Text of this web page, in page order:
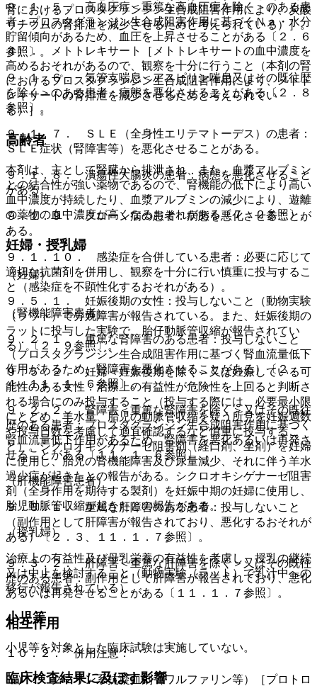
腎におけるプロスタグランジン生合成阻害作用により、炭酸
リチウムの腎排泄を減少させるためと考えられている）］。
４）． メトトレキサート［メトトレキサートの血中濃度を
高めるおそれがあるので、観察を十分に行うこと（本剤の腎
におけるプロスタグランジン生合成阻害作用により、メトト
レキサートの腎排泄を減少させるためと考えられてい
る）］。
高齢者
本剤は、主として腎臓から排泄され、また、血漿アルブミン
との結合性が強い薬物であるので、腎機能の低下により高い
血中濃度が持続したり、血漿アルブミンの減少により、遊離
の薬物の血中濃度が高くなるおそれがある〔７．２参照〕。
妊婦・授乳婦
（妊婦）
９．５．１． 妊娠後期の女性：投与しないこと（動物実験
（ラット）で分娩障害が報告されている。また、妊娠後期の
ラットに投与した実験で、胎仔動脈管収縮が報告されてい
る）〔２．９参照〕。
９．５．２． 妊婦＜妊娠後期を除く＞又は妊娠している可
能性のある女性：治療上の有益性が危険性を上回ると判断さ
れる場合にのみ投与すること（投与する際には、必要最小限
にとどめ、羊水量、胎児の動脈管収縮を疑う所見を妊娠週数
や投与日数を考慮して適宜確認するなど慎重に投与するこ
と）。シクロオキシゲナーゼ阻害剤（経口剤、坐剤）を妊婦
に使用し、胎児の腎機能障害及び尿量減少、それに伴う羊水
過少症が起きたとの報告がある。シクロオキシゲナーゼ阻害
剤（全身作用を期待する製剤）を妊娠中期の妊婦に使用し、
胎児動脈管収縮が起きたとの報告がある。
（授乳婦）
治療上の有益性及び母乳栄養の有益性を考慮し、授乳の継続
又は中止を検討すること（動物実験（ラット）で乳汁中への
移行が報告されている）。
小児等
小児等を対象とした臨床試験は実施していない。
臨床検査結果に及ぼす影響
９．１．５． 高血圧症＜重篤な高血圧症を除く＞のある患
者：プロスタグランジン生合成阻害作用に基づくＮａ・水分
貯留傾向があるため、血圧を上昇させることがある〔２．６
参照〕。
９．１．６． 気管支喘息＜アスピリン喘息又はその既往歴
を除く＞のある患者：病態を悪化させることがある〔２．８
参照〕。
９．１．７． ＳＬＥ（全身性エリテマトーデス）の患者：
ＳＬＥ症状（腎障害等）を悪化させることがある。
９．１．８． 潰瘍性大腸炎の患者：病態を悪化させること
がある。
９．１．９． クローン病の患者：病態を悪化させることが
ある。
９．１．１０． 感染症を合併している患者：必要に応じて
適切な抗菌剤を併用し、観察を十分に行い慎重に投与するこ
と（感染症を不顕性化するおそれがある）。
（腎機能障害患者）
９．２．１． 重篤な腎障害のある患者：投与しないこと
（プロスタグランジン生合成阻害作用に基づく腎血流量低下
作用があるため、腎障害を悪化させることがある）〔２．
４、１１．１．６参照〕。
９．２．２． 腎障害＜重篤な腎障害を除く＞又はその既往
歴のある患者：プロスタグランジン生合成阻害作用に基づく
腎血流量低下作用があるため、腎障害を悪化あるいは再発さ
せることがある〔１１．１．６参照〕。
（肝機能障害患者）
９．３．１． 重篤な肝障害のある患者：投与しないこと
（副作用として肝障害が報告されており、悪化するおそれが
ある）〔２．３、１１．１．７参照〕。
９．３．２． 肝障害＜重篤な肝障害を除く＞又はその既往
歴のある患者：副作用として肝障害が報告されており、悪化
あるいは再発させることがある〔１１．１．７参照〕。
相互作用
１０．２． 併用注意：
１）． クマリン系抗凝血剤（ワルファリン等）［プロトロ